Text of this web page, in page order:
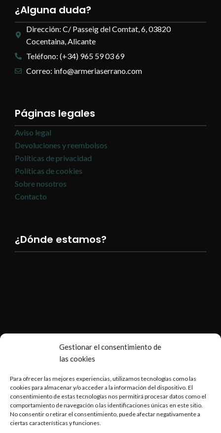
Gestionar el consentimiento de
las cookies
Para ofrecer las mejores experiencias, utilizamos tecnologías como las
cookies para almacenar y/o acceder a la información del dispositivo. El
consentimiento de estas tecnologías nos permitirá procesar datos como el
comportamiento de navegación o las identificaciones únicas en este sitio.
No consentir o retirar el consentimiento, puede afectar negativamente a
ciertas características y funciones.
¿Alguna duda?
Dirección: C/ Passeig del Comtat, 6, 03820
Cocentaina, Alicante
Teléfono: (+34) 965 59 03 69
Correo: info@armeriaserrano.com
Páginas legales
Aviso legal
Devoluciones y reembolsos
Políticas de privacidad
Políticas de cookies
Sobre nosotros
Contacto
¿Dónde estamos?